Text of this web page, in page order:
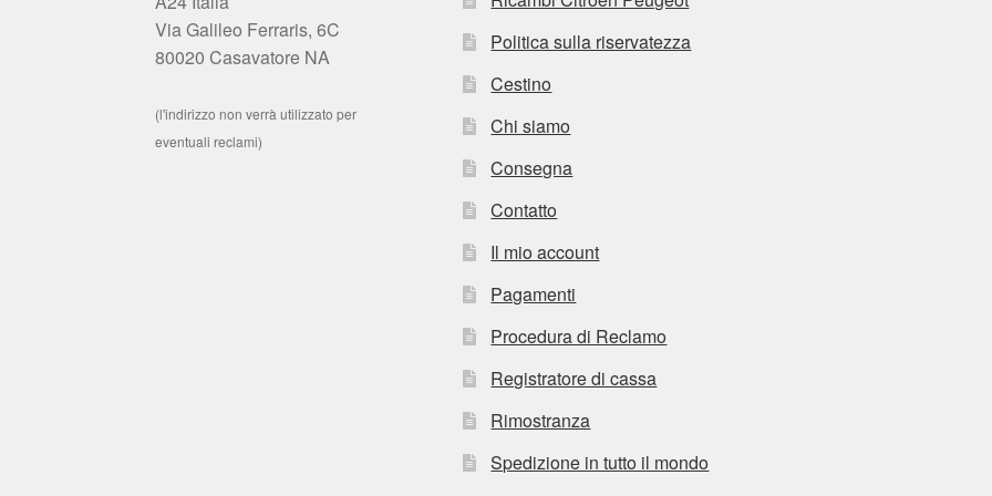
Via Galileo Ferraris, 6C
80020 Casavatore NA
(l'indirizzo non verrà utilizzato per
eventuali reclami)
Politica sulla riservatezza
Cestino
Chi siamo
Consegna
Contatto
Il mio account
Pagamenti
Procedura di Reclamo
Registratore di cassa
Rimostranza
Spedizione in tutto il mondo